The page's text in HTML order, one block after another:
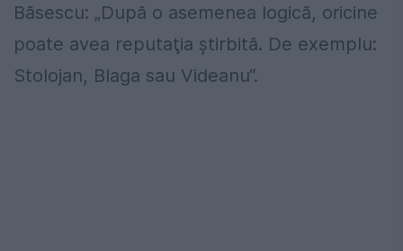
Băsescu: „După o asemenea logică, oricine
poate avea reputaţia ştirbită. De exemplu:
Stolojan, Blaga sau Videanu“.